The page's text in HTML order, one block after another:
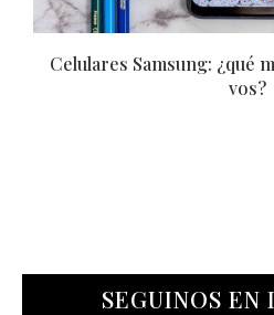
Celulares Samsung: ¿qué
vos?
SEGUINOS EN